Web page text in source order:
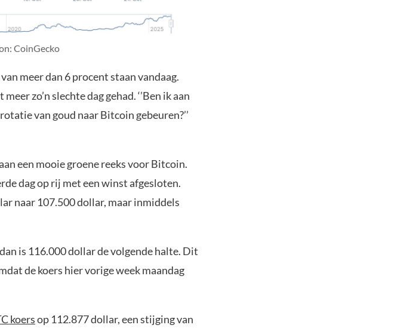
CoinGecko
meer dan 6 procent staan vandaag.
zo’n slechte dag gehad. ‘’Ben ik aan
van goud naar Bitcoin gebeuren?’’
een mooie groene reeks voor Bitcoin.
dag op rij met een winst afgesloten.
naar 107.500 dollar, maar inmiddels
is 116.000 dollar de volgende halte. Dit
de koers hier vorige week maandag
koersop 112.877 dollar, een stijging van